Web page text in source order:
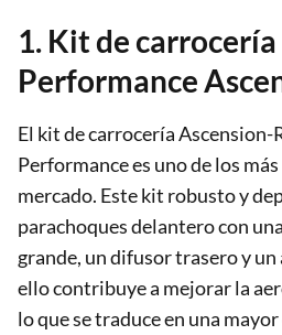
1. Kit de
Performance
El kit de carrocería Ascension-
Performance es uno de los
mercado. Este kit robusto y
parachoques delantero con
grande, un difusor trasero y
ello contribuye a mejorar la
lo que se traduce en una